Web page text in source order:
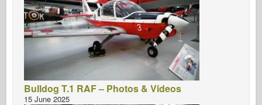
Bulldog T.1 RAF – Photos & Videos
15 June 2025